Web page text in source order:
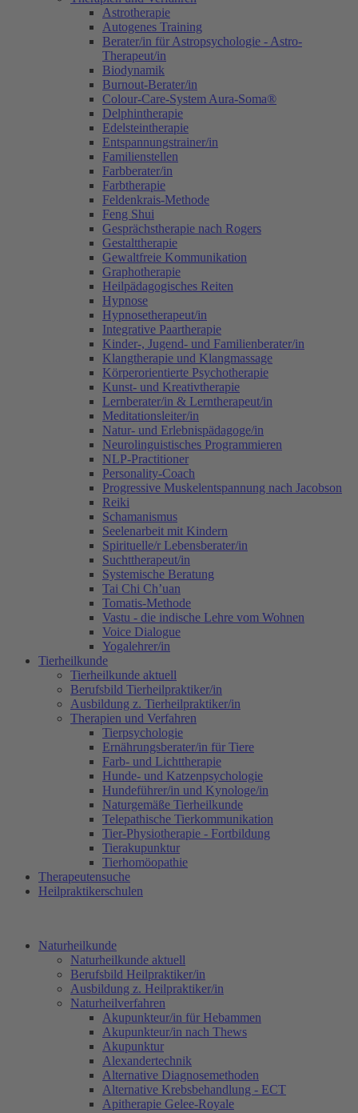
Astrotherapie
Autogenes Training
Berater/in für Astropsychologie - Astro-
Therapeut/in
Biodynamik
Burnout-Berater/in
Colour-Care-System Aura-Soma®
Delphintherapie
Edelsteintherapie
Entspannungstrainer/in
Familienstellen
Farbberater/in
Farbtherapie
Feldenkrais-Methode
Feng Shui
Gesprächstherapie nach Rogers
Gestalttherapie
Gewaltfreie Kommunikation
Graphotherapie
Heilpädagogisches Reiten
Hypnose
Hypnosetherapeut/in
Integrative Paartherapie
Kinder-, Jugend- und Familienberater/in
Klangtherapie und Klangmassage
Körperorientierte Psychotherapie
Kunst- und Kreativtherapie
Lernberater/in & Lerntherapeut/in
Meditationsleiter/in
Natur- und Erlebnispädagoge/in
Neurolinguistisches Programmieren
NLP-Practitioner
Personality-Coach
Progressive Muskelentspannung nach Jacobson
Reiki
Schamanismus
Seelenarbeit mit Kindern
Spirituelle/r Lebensberater/in
Suchttherapeut/in
Systemische Beratung
Tai Chi Ch’uan
Tomatis-Methode
Vastu - die indische Lehre vom Wohnen
Voice Dialogue
Yogalehrer/in
Tierheilkunde
Tierheilkunde aktuell
Berufsbild Tierheilpraktiker/in
Ausbildung z. Tierheilpraktiker/in
Therapien und Verfahren
Tierpsychologie
Ernährungsberater/in für Tiere
Farb- und Lichttherapie
Hunde- und Katzenpsychologie
Hundeführer/in und Kynologe/in
Naturgemäße Tierheilkunde
Telepathische Tierkommunikation
Tier-Physiotherapie - Fortbildung
Tierakupunktur
Tierhomöopathie
Therapeutensuche
Heilpraktikerschulen
Naturheilkunde
Naturheilkunde aktuell
Berufsbild Heilpraktiker/in
Ausbildung z. Heilpraktiker/in
Naturheilverfahren
Akupunkteur/in für Hebammen
Akupunkteur/in nach Thews
Akupunktur
Alexandertechnik
Alternative Diagnosemethoden
Alternative Krebsbehandlung - ECT
Apitherapie Gelee-Royale